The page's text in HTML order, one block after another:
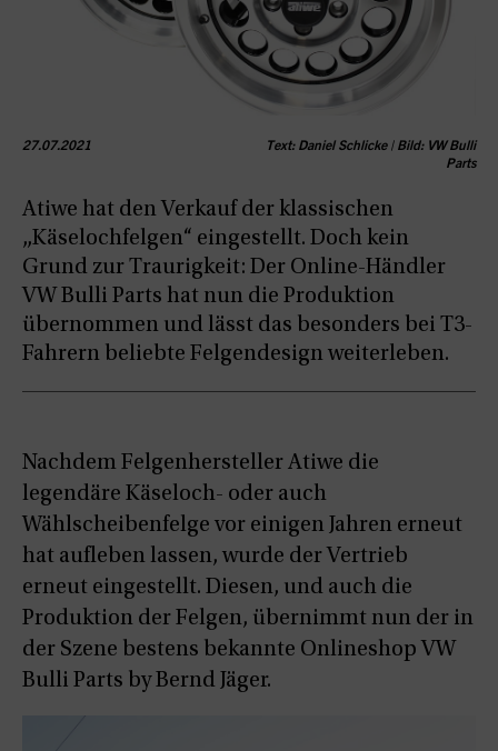
27.07.2021
Text: Daniel Schlicke | Bild: VW Bulli
Parts
Atiwe hat den Verkauf der klassischen
„Käselochfelgen“ eingestellt. Doch kein
Grund zur Traurigkeit: Der Online-Händler
VW Bulli Parts hat nun die Produktion
übernommen und lässt das besonders bei T3-
Fahrern beliebte Felgendesign weiterleben.
Nachdem Felgenhersteller Atiwe die
legendäre Käseloch- oder auch
Wählscheibenfelge vor einigen Jahren erneut
hat aufleben lassen, wurde der Vertrieb
erneut eingestellt. Diesen, und auch die
Produktion der Felgen, übernimmt nun der in
der Szene bestens bekannte Onlineshop VW
Bulli Parts by Bernd Jäger.